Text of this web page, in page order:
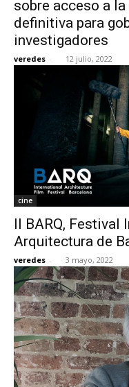
sobre acceso a
definitiva para
investigadores
veredes - 12 julio, 2022
cine
II BARQ, Festival
Arquitectura de
veredes - 3 mayo, 2022